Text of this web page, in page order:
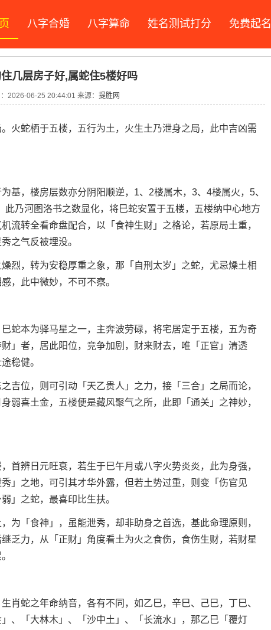
八字合婚 八字算命 姓名测试打分 免费起名
几层房子好,属蛇住5楼好吗
2026-06-25 20:44:01 来源： 提胜网
火蛇栖于五楼，五行为土，火生土乃泄身之局，此中吉凶需
基，楼房层数亦分阴阳顺逆，1、2楼属木，3、4楼属火，5、
乃河图洛书之数显化，将巳蛇安置于五楼，五楼纳中心地方
流转全看命盘配合，以「食神生财」之格论，若原局土重，
之气反被埋没。
烈，转为安稳厚重之象，那「自刑太岁」之蛇，尤忌燥土相
，此中微妙，不可不察。
蛇本为驿马星之一，主奔波劳碌，将宅居定于五楼，五为奇
」者，居此阳位，竞争加剧，财来财去，唯「正官」清透
稳健。
吉位，则可引动「天乙贵人」之力，接「三合」之局而论，
弱喜土金，五楼便是藏风聚气之所，此即「通关」之神妙，
首辨日元旺衰，若生于巳午月或八字火势炎炎，此为身强，
」之地，可引其才华外露，但若土势过重，则变「伤官见
」之蛇，最喜印比生扶。
为「食神」，虽能泄秀，却非助身之首选，基此命理原则，
乏力，从「正财」角度看土为火之食伤，食伤生财，若财星
肖蛇之年命纳音，各有不同，如乙巳，辛巳、己巳，丁巳、
、「大林木」、「沙中土」、「长流水」，那乙巳「覆灯